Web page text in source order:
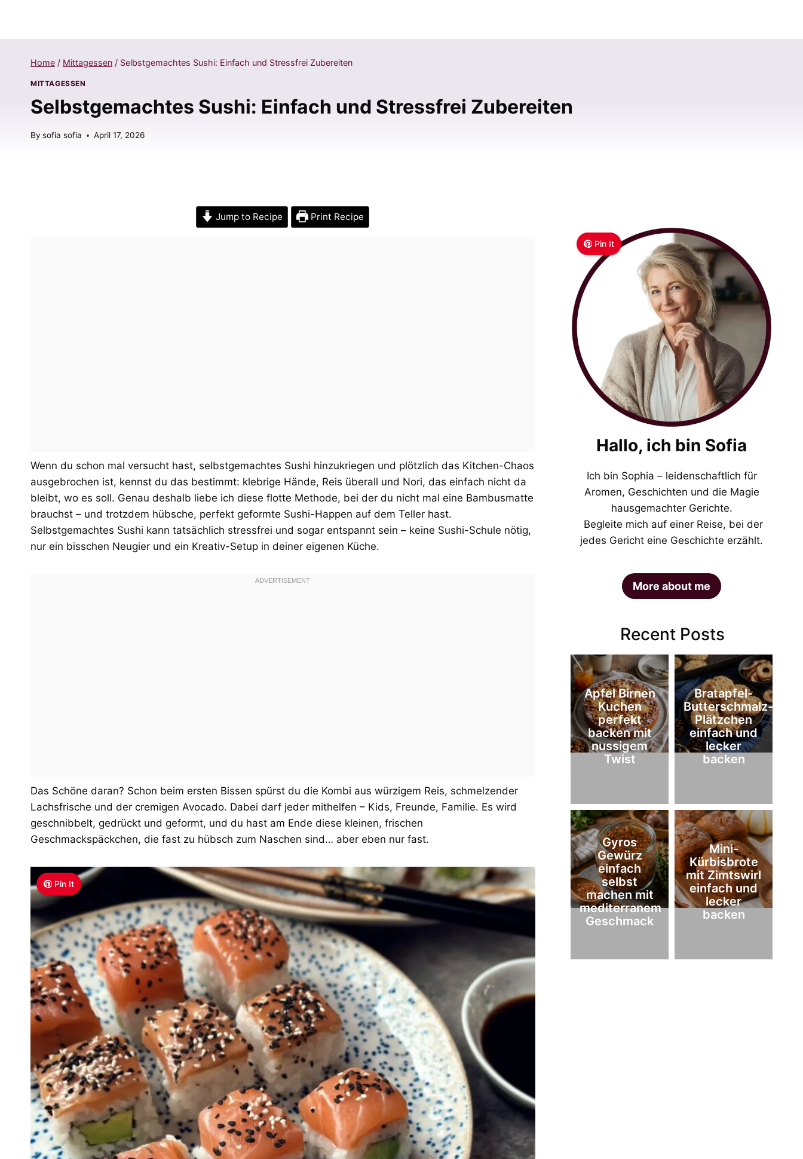
Home / Mittagessen / Selbstgemachtes Sushi: Einfach und Stressfrei Zubereiten
MITTAGESSEN
Selbstgemachtes Sushi: Einfach und Stressfrei Zubereiten
By sofia sofia April 17, 2026
Jump to Recipe Print Recipe
Wenn du schon mal versucht hast, selbstgemachtes Sushi hinzukriegen und plötzlich das Kitchen-Chaos
ausgebrochen ist, kennst du das bestimmt: klebrige Hände, Reis überall und Nori, das einfach nicht da
bleibt, wo es soll. Genau deshalb liebe ich diese flotte Methode, bei der du nicht mal eine Bambusmatte
brauchst – und trotzdem hübsche, perfekt geformte Sushi-Happen auf dem Teller hast.
Selbstgemachtes Sushi kann tatsächlich stressfrei und sogar entspannt sein – keine Sushi-Schule nötig,
nur ein bisschen Neugier und ein Kreativ-Setup in deiner eigenen Küche.
Das Schöne daran? Schon beim ersten Bissen spürst du die Kombi aus würzigem Reis, schmelzender
Lachsfrische und der cremigen Avocado. Dabei darf jeder mithelfen – Kids, Freunde, Familie. Es wird
geschnibbelt, gedrückt und geformt, und du hast am Ende diese kleinen, frischen
Geschmackspäckchen, die fast zu hübsch zum Naschen sind… aber eben nur fast.
Pin It
Pin It
Hallo, ich bin Sofia
Ich bin Sophia – leidenschaftlich für
Aromen, Geschichten und die Magie
hausgemachter Gerichte.
Begleite mich auf einer Reise, bei der
jedes Gericht eine Geschichte erzählt.
More about me
Recent Posts
Apfel Birnen
Kuchen
perfekt
backen mit
nussigem
Twist
Bratapfel-
Butterschmalz-
Plätzchen
einfach und
lecker
backen
Gyros
Gewürz
einfach
selbst
machen mit
mediterranem
Geschmack
Mini-
Kürbisbrote
mit Zimtswirl
einfach und
lecker
backen